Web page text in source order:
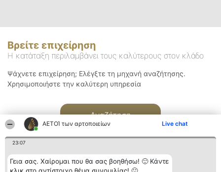
ΑΕΤΟΊ των αρτοποιείων Live chat
23:07
Γεια σας. Χαίρομαι που θα σας βοηθήσω! 🙂 Κάντε
Βρείτε επιχείρηση
Η κατάταξη περιλαμβάνει τους καλύτερους στον κλάδο
Ψάχνετε επιχείρηση; Ελέγξτε τη μηχανή αναζήτησης.
Χρησιμοποιήστε την καλύτερη υπηρεσία
Αναζήτηση